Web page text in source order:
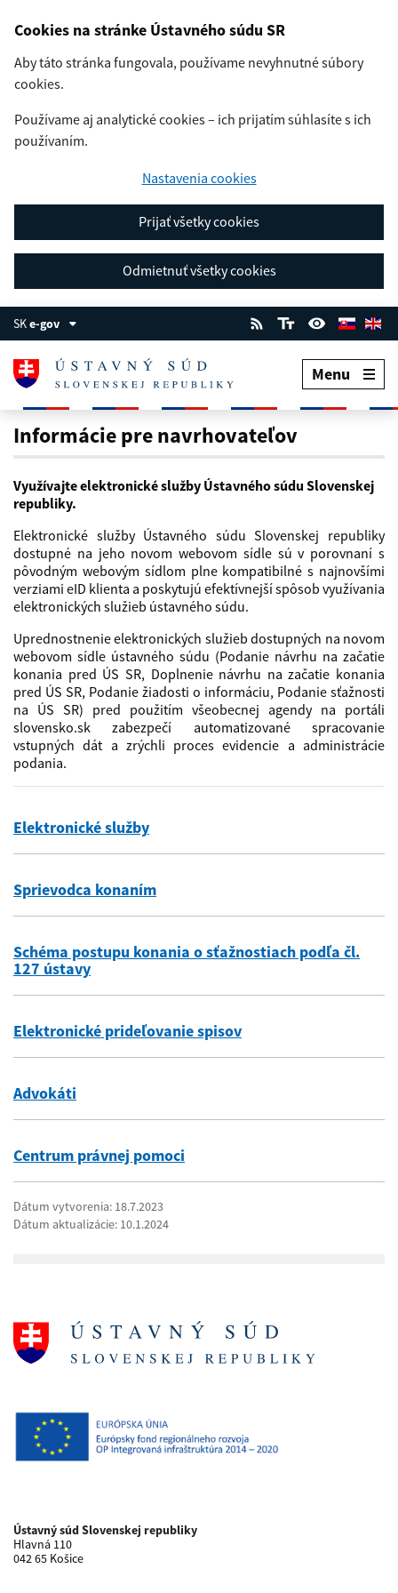
Cookies na stránke Ústavného súdu SR
Aby táto stránka fungovala, používame nevyhnutné súbory
cookies.
Používame aj analytické cookies – ich prijatím súhlasíte s ich
používaním.
Nastavenia cookies
Prijať všetky cookies
Odmietnuť všetky cookies
SKe-gov
Menu
Informácie pre navrhovateľov
Informácie pre navrhovateľov
Využívajte elektronické služby Ústavného súdu Slovenskej
republiky.
Elektronické služby Ústavného súdu Slovenskej republiky
dostupné na jeho novom webovom sídle sú v porovnaní s
pôvodným webovým sídlom plne kompatibilné s najnovšími
verziami eID klienta a poskytujú efektívnejší spôsob využívania
elektronických služieb ústavného súdu.
Uprednostnenie elektronických služieb dostupných na novom
webovom sídle ústavného súdu (Podanie návrhu na začatie
konania pred ÚS SR, Doplnenie návrhu na začatie konania
pred ÚS SR, Podanie žiadosti o informáciu, Podanie sťažnosti
na ÚS SR) pred použitím všeobecnej agendy na portáli
slovensko.sk zabezpečí automatizované spracovanie
vstupných dát a zrýchli proces evidencie a administrácie
podania.
Elektronické služby
Sprievodca konaním
Schéma postupu konania o sťažnostiach podľa čl.
127 ústavy
Elektronické prideľovanie spisov
Advokáti
Centrum právnej pomoci
Dátum vytvorenia: 18.7.2023
Dátum aktualizácie: 10.1.2024
Ústavný súd Slovenskej republiky
Hlavná 110
042 65 Košice